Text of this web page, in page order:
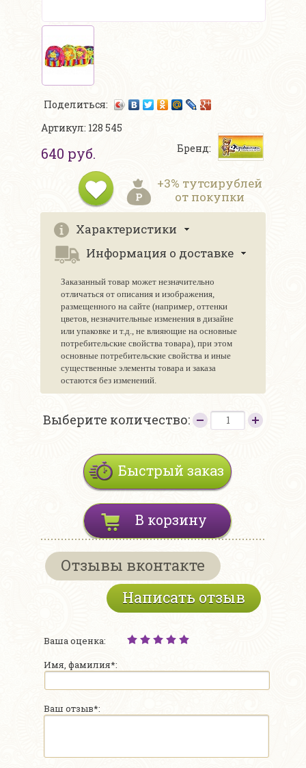
Поделиться:
Артикул: 128 545
640 руб. Бренд:
+3% тутсирублей
от покупки
Характеристики
Информация о доставке
Заказанный товар может незначительно
отличаться от описания и изображения,
размещенного на сайте (например, оттенки
цветов, незначительные изменения в дизайне
или упаковке и т.д., не влияющие на основные
потребительские свойства товара), при этом
основные потребительские свойства и иные
существенные элементы товара и заказа
остаются без изменений.
Выберите количество:
Быстрый заказ
В корзину
Отзывы вконтакте
Написать отзыв
Ваша оценка:
Имя, фамилия*:
Ваш отзыв*: